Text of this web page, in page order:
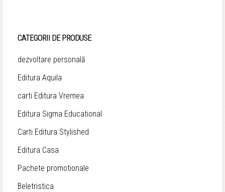
CATEGORII DE PRODUSE
dezvoltare personală
Editura Aquila
carti Editura Vremea
Editura Sigma Educational
Carti Editura Stylished
Editura Casa
Pachete promotionale
Beletristica